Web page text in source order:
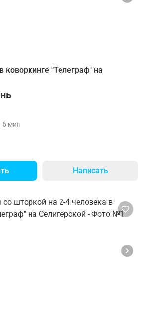
коворкинге "Телеграф" на
6 мин
Написать